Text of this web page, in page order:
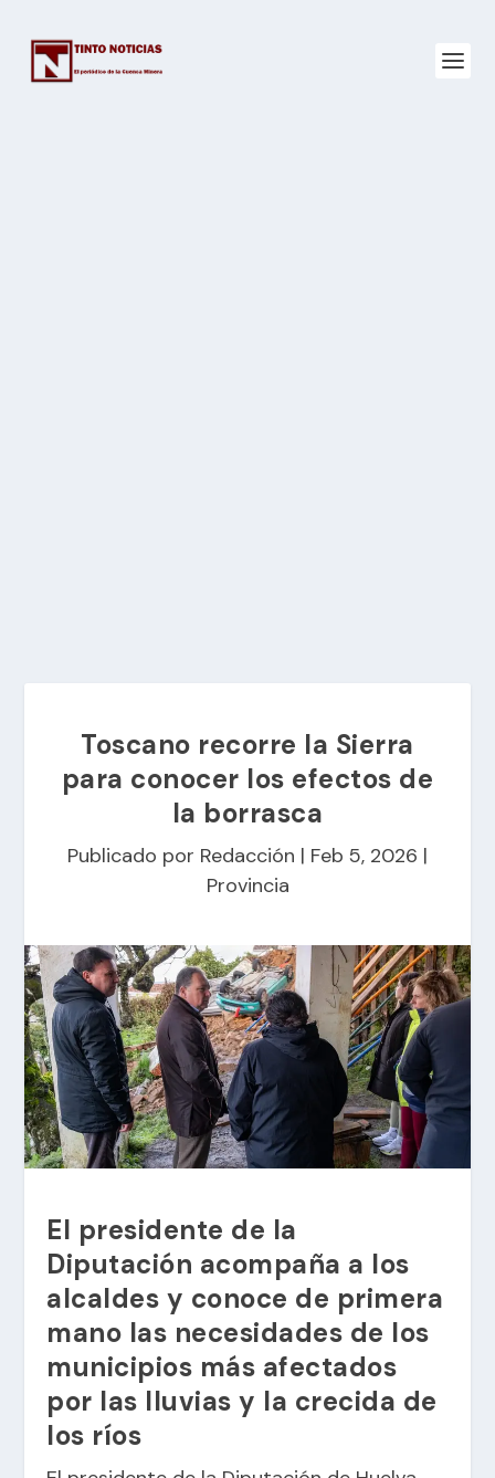
Toscano recorre la Sierra
para conocer los efectos de
la borrasca
Publicado por Redacción | Feb 5, 2026 |
Provincia
El presidente de la
Diputación acompaña a los
alcaldes y conoce de primera
mano las necesidades de los
municipios más afectados
por las lluvias y la crecida de
los ríos